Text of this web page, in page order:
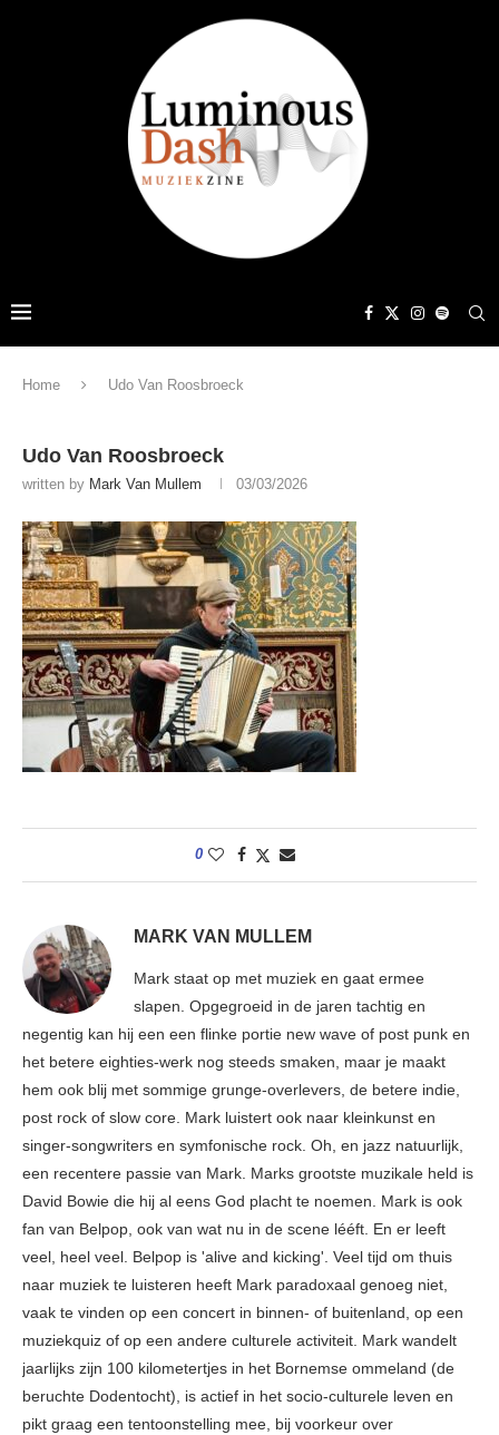
Home Udo Van Roosbroeck
Udo Van Roosbroeck
written by Mark Van Mullem 03/03/2026
0
MARK VAN MULLEM
Mark staat op met muziek en gaat ermee
slapen. Opgegroeid in de jaren tachtig en
negentig kan hij een een flinke portie new wave of post punk en
het betere eighties-werk nog steeds smaken, maar je maakt
hem ook blij met sommige grunge-overlevers, de betere indie,
post rock of slow core. Mark luistert ook naar kleinkunst en
singer-songwriters en symfonische rock. Oh, en jazz natuurlijk,
een recentere passie van Mark. Marks grootste muzikale held is
David Bowie die hij al eens God placht te noemen. Mark is ook
fan van Belpop, ook van wat nu in de scene lééft. En er leeft
veel, heel veel. Belpop is 'alive and kicking'. Veel tijd om thuis
naar muziek te luisteren heeft Mark paradoxaal genoeg niet,
vaak te vinden op een concert in binnen- of buitenland, op een
muziekquiz of op een andere culturele activiteit. Mark wandelt
jaarlijks zijn 100 kilometertjes in het Bornemse ommeland (de
beruchte Dodentocht), is actief in het socio-culturele leven en
pikt graag een tentoonstelling mee, bij voorkeur over